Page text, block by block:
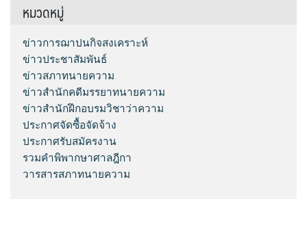
หมวดหมู่
ข่าวการฌาปนกิจสงเคราะห์
ข่าวประชาสัมพันธ์
ข่าวสภาทนายความ
ข่าวสำนักคดีมรรยาทนายความ
ข่าวสำนักฝึกอบรมวิชาว่าความ
ประกาศจัดซื้อจัดจ้าง
ประกาศรับสมัครงาน
รวมคำพิพากษาศาลฎีกา
วารสารสภาทนายความ